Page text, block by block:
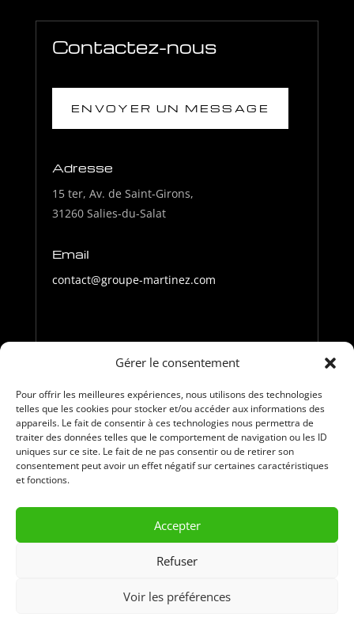
Gérer le consentement
Pour offrir les meilleures expériences, nous utilisons des technologies
telles que les cookies pour stocker et/ou accéder aux informations des
appareils. Le fait de consentir à ces technologies nous permettra de
traiter des données telles que le comportement de navigation ou les ID
uniques sur ce site. Le fait de ne pas consentir ou de retirer son
consentement peut avoir un effet négatif sur certaines caractéristiques
et fonctions.
Accepter
Refuser
Voir les préférences
Contactez-nous
ENVOYER UN MESSAGE
Adresse
15 ter, Av. de Saint-Girons,
31260 Salies-du-Salat
Email
contact@groupe-martinez.com
Suivez-nous
Mentions légales|Egalité professionnelle